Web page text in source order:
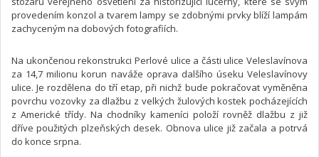
provedením konzol a tvarem lampy se zdobnými prvky blíží lampám
zachyceným na dobových fotografiích.
Na ukončenou rekonstrukci Perlové ulice a části ulice Veleslavínova
za 14,7 milionu korun naváže oprava dalšího úseku Veleslavínovy
ulice. Je rozdělena do tří etap, při nichž bude pokračovat vyměněna
povrchu vozovky za dlažbu z velkých žulových kostek pocházejících
z Americké třídy. Na chodníky kameníci položí rovněž dlažbu z již
dříve použitých plzeňských desek. Obnova ulice již začala a potrvá
do konce srpna.